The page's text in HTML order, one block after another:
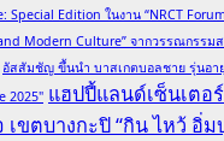
Special Edition ในงาน “NRCT
Modern Culture” จากวรรณกรรม
อัสสัมชัญ ขึ้นนำ บาสเกตบอลชาย รุ่นอา
2025" แฮปปี้แลนด์เซ็นเต
เขตบางกะปิ “กิน ไหว้ อิ่